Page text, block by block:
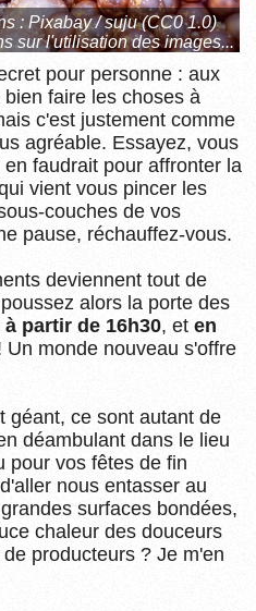
: Pixabay / suju (CC0 1.0)
sur l'utilisation des images...
pour personne : aux
faire les choses à
c'est justement comme
agréable. Essayez, vous
faudrait pour affronter la
vient vous pincer les
couches de vos
pause, réchauffez-vous.
deviennent tout de
alors la porte des
partir de 16h30, et en
Un monde nouveau s'offre
géant, ce sont autant de
déambulant dans le lieu
pour vos fêtes de fin
nous entasser au
surfaces bondées,
chaleur des douceurs
producteurs ? Je m'en